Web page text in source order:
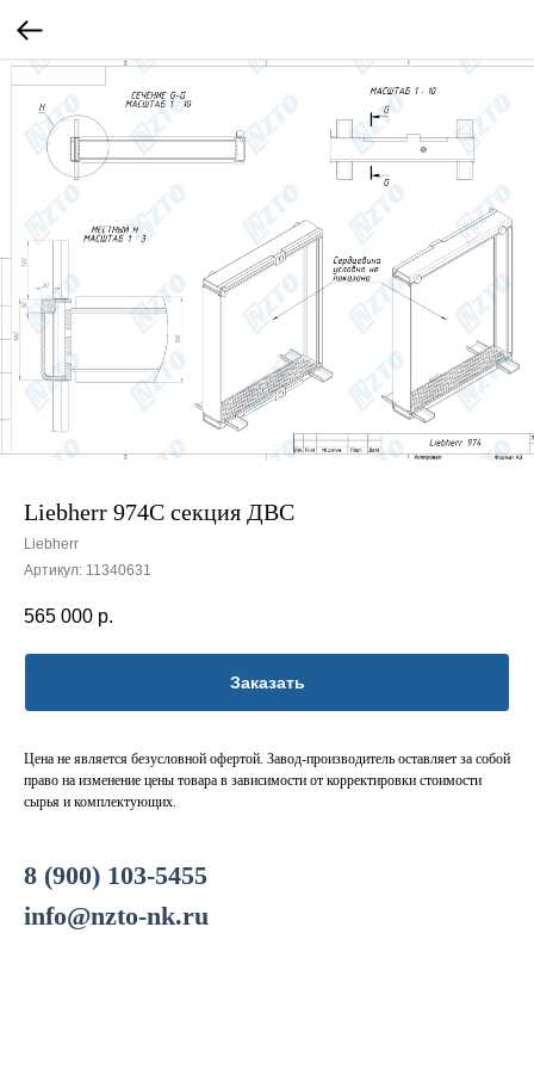
Liebherr 974С секция ДВС
Liebherr
Артикул: 11340631
565 000 р.
Заказать
Цена не является безусловной офертой. Завод-производитель оставляет за собой
право на изменение цены товара в зависимости от корректировки стоимости
сырья и комплектующих.
8 (900) 103-5455
info@nzto-nk.ru